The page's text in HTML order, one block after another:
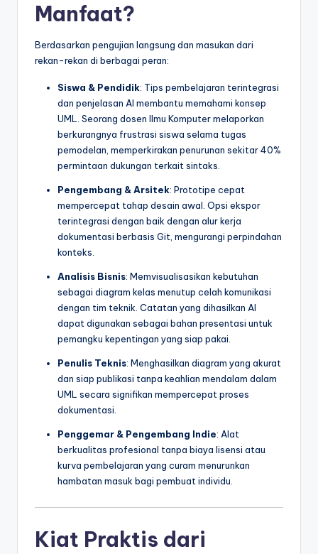
Manfaat?
Berdasarkan pengujian langsung dan masukan dari
rekan-rekan di berbagai peran:
Siswa & Pendidik: Tips pembelajaran terintegrasi
dan penjelasan AI membantu memahami konsep
UML. Seorang dosen Ilmu Komputer melaporkan
berkurangnya frustrasi siswa selama tugas
pemodelan, memperkirakan penurunan sekitar 40%
permintaan dukungan terkait sintaks.
Pengembang & Arsitek: Prototipe cepat
mempercepat tahap desain awal. Opsi ekspor
terintegrasi dengan baik dengan alur kerja
dokumentasi berbasis Git, mengurangi perpindahan
konteks.
Analisis Bisnis: Memvisualisasikan kebutuhan
sebagai diagram kelas menutup celah komunikasi
dengan tim teknik. Catatan yang dihasilkan AI
dapat digunakan sebagai bahan presentasi untuk
pemangku kepentingan yang siap pakai.
Penulis Teknis: Menghasilkan diagram yang akurat
dan siap publikasi tanpa keahlian mendalam dalam
UML secara signifikan mempercepat proses
dokumentasi.
Penggemar & Pengembang Indie: Alat
berkualitas profesional tanpa biaya lisensi atau
kurva pembelajaran yang curam menurunkan
hambatan masuk bagi pembuat individu.
Kiat Praktis dari